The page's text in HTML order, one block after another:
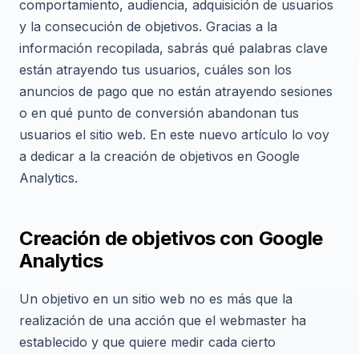
comportamiento, audiencia, adquisición de usuarios
y la consecución de objetivos. Gracias a la
información recopilada, sabrás qué palabras clave
están atrayendo tus usuarios, cuáles son los
anuncios de pago que no están atrayendo sesiones
o en qué punto de conversión abandonan tus
usuarios el sitio web. En este nuevo artículo lo voy
a dedicar a la creación de objetivos en Google
Analytics.
Creación de objetivos con Google
Analytics
Un objetivo en un sitio web no es más que la
realización de una acción que el webmaster ha
establecido y que quiere medir cada cierto